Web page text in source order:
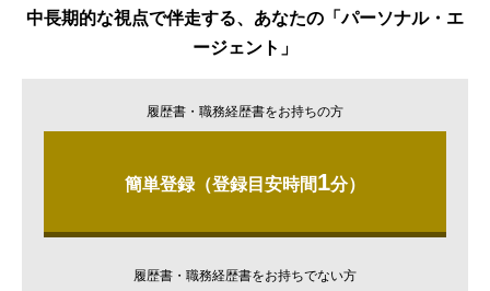
中長期的な視点で伴走する、あなたの「パーソナル・エ
ージェント」
履歴書・職務経歴書をお持ちの方
簡単登録（登録目安時間1分）
履歴書・職務経歴書をお持ちでない方